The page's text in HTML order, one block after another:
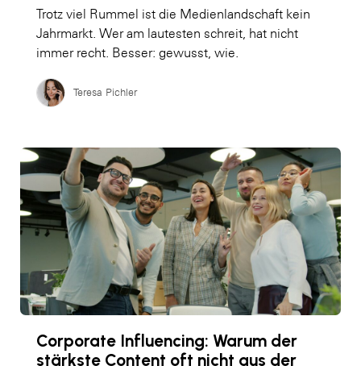
Trotz viel Rummel ist die Medienlandschaft kein
Jahrmarkt. Wer am lautesten schreit, hat nicht
immer recht. Besser: gewusst, wie.
Teresa Pichler
Corporate Influencing: Warum der
stärkste Content oft nicht aus der